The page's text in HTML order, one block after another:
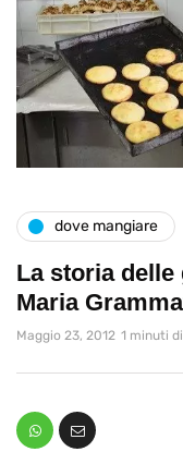
dove mangiare
La storia delle
Maria
Maggio 23, 2012 1 minuti